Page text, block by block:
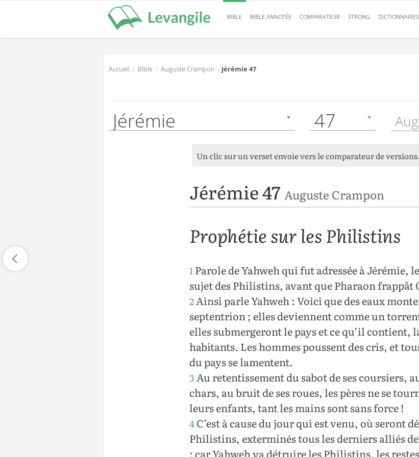
BIBLE BIBLE ANNOTÉE COMPARATEUR STRONG DICTIONNAIRES
Accueil / Bible / Auguste Crampon / Jérémie 47
Jérémie 47
Un clic sur un verset envoie vers le comparateur de versions.
Jérémie 47 Auguste Crampon
Prophétie sur les Philistins
1Parole de Yahweh qui fut adressée à Jérémie,
sujet des Philistins, avant que Pharaon frappât
2Ainsi parle Yahweh : Voici que des eaux
septentrion ; elles deviennent comme un
elles submergeront le pays et ce qu’il contient,
habitants. Les hommes poussent des cris, et
du pays se lamentent.
3Au retentissement du sabot de ses coursiers,
chars, au bruit de ses roues, les pères ne se
leurs enfants, tant les mains sont sans force !
4C’est à cause du jour qui est venu, où seront
Philistins, exterminés tous les derniers alliés
; car Yahweh va détruire les Philistins, les